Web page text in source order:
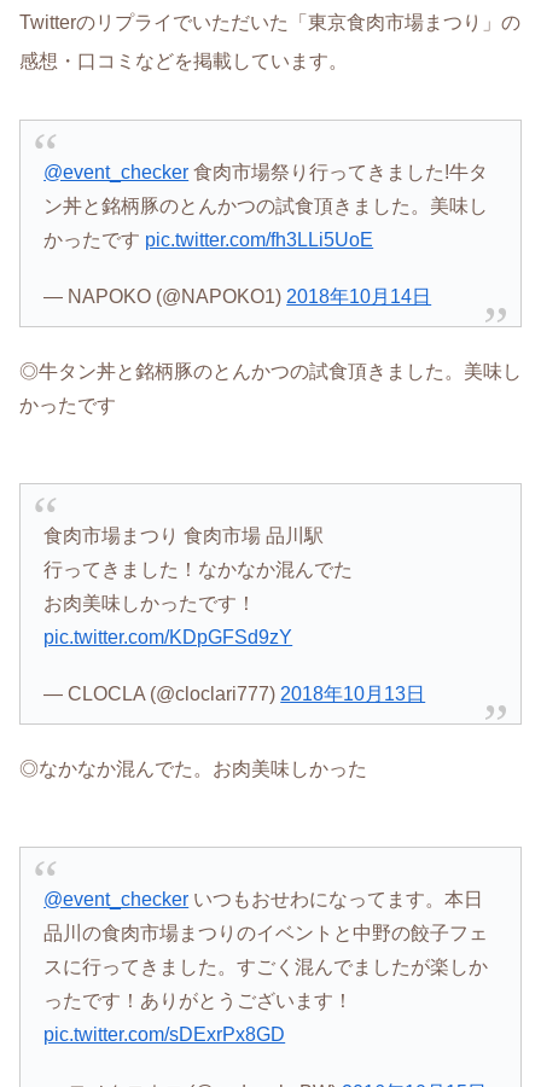
Twitterのリプライでいただいた「東京食肉市場まつり」の
感想・口コミなどを掲載しています。
@event_checker 食肉市場祭り行ってきました!牛タ
ン丼と銘柄豚のとんかつの試食頂きました。美味し
かったです pic.twitter.com/fh3LLi5UoE
— NAPOKO (@NAPOKO1) 2018年10月14日
◎牛タン丼と銘柄豚のとんかつの試食頂きました。美味し
かったです
食肉市場まつり 食肉市場 品川駅
行ってきました！なかなか混んでた
お肉美味しかったです！
pic.twitter.com/KDpGFSd9zY
— CLOCLA (@cloclari777) 2018年10月13日
◎なかなか混んでた。お肉美味しかった
@event_checker いつもおせわになってます。本日
品川の食肉市場まつりのイベントと中野の餃子フェ
スに行ってきました。すごく混んでましたが楽しか
ったです！ありがとうございます！
pic.twitter.com/sDExrPx8GD